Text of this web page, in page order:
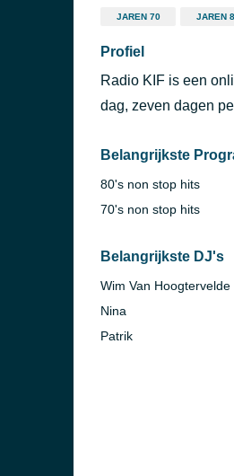
JAREN 70 JAREN
Profiel
Radio KIF is een
dag, zeven dagen
Belangrijkste
80's non stop hits
70's non stop hits
Belangrijkste DJ's
Wim Van Hoogtervelde
Nina
Patrik